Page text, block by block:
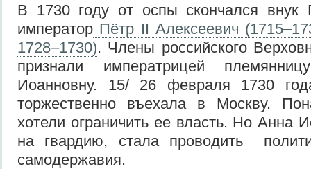
В 1730 году от оспы скончался внук
император Пётр II Алексеевич
1728–1730). Члены российского
признали императрицей
Иоанновну. 15/ 26 февраля 1730
торжественно въехала в Москву.
хотели ограничить ее власть. Но Анна
на гвардию, стала проводить
самодержавия.